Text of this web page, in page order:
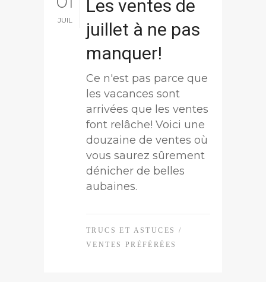
JUIL
Les ventes de
juillet à ne pas
manquer!
Ce n'est pas parce que
les vacances sont
arrivées que les ventes
font relâche! Voici une
douzaine de ventes où
vous saurez sûrement
dénicher de belles
aubaines.
TRUCS ET ASTUCES
/
VENTES PRÉFÉRÉES